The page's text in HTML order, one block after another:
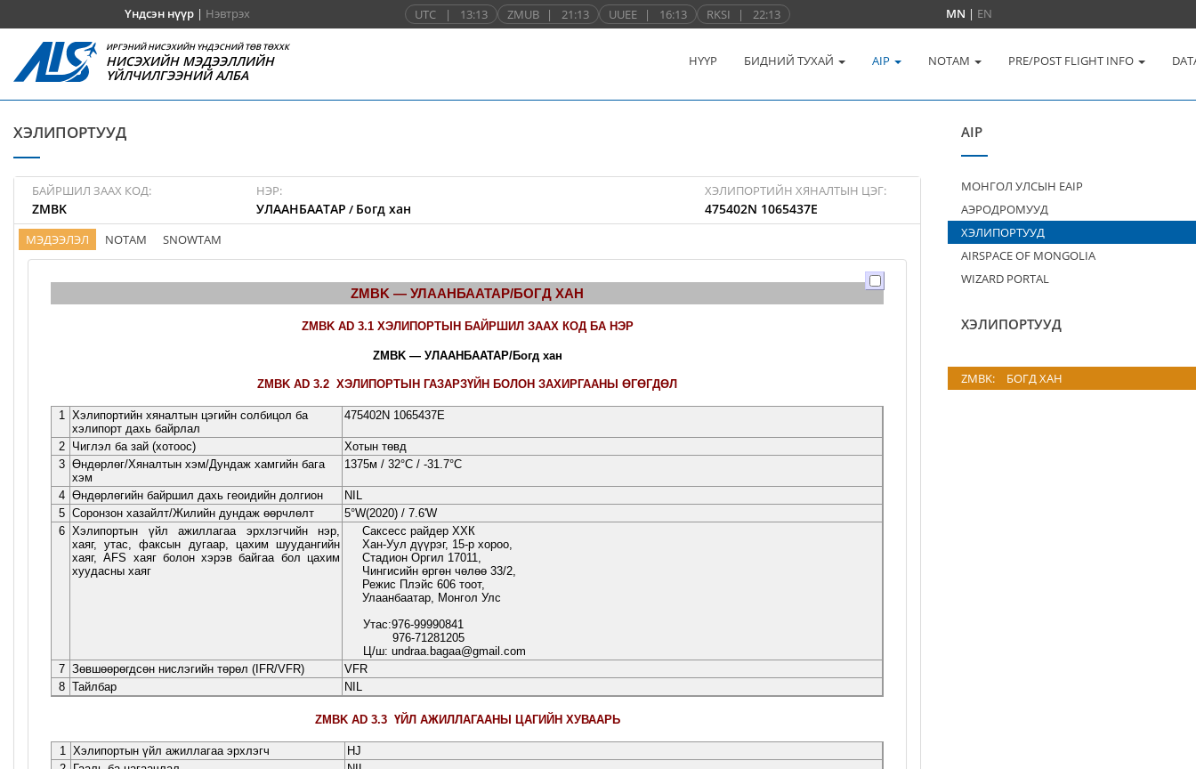
Үндсэн нүүр| Нэвтрэх UTC | 13:13 ZMUB | 21:13 UUEE | 16:13 RKSI | 22:13 MN | EN
ИРГЭНИЙ НИСЭХИЙН ҮНДЭСНИЙ ТӨВ ТӨХХК
НИСЭХИЙН МЭДЭЭЛЛИЙН
ҮЙЛЧИЛГЭЭНИЙ АЛБА
НҮҮР БИДНИЙ ТУХАЙ AIP NOTAM PRE/POST FLIGHT INFO
ХЭЛИПОРТУУД
БАЙРШИЛ ЗААХ КОД:
ZMBK
НЭР:
УЛААНБААТАР / Богд хан
ХЭЛИПОРТИЙН ХЯНАЛТЫН ЦЭГ:
475402N 1065437E
МЭДЭЭЛЭЛ NOTAM SNOWTAM
AIP
МОНГОЛ УЛСЫН EAIP
АЭРОДРОМУУД
ХЭЛИПОРТУУД
AIRSPACE OF MONGOLIA
WIZARD PORTAL
ХЭЛИПОРТУУД
ZMBK: БОГД ХАН